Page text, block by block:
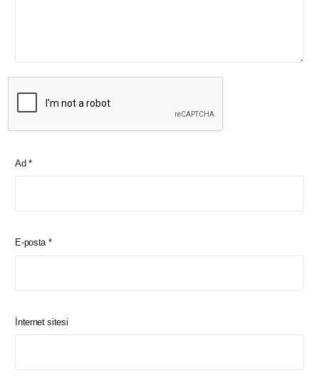
Ad*
E-posta *
İnternet sitesi